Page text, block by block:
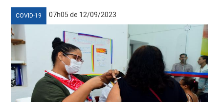
COVID-19 07h05 de 12/09/2023